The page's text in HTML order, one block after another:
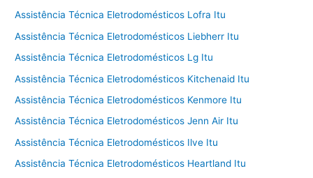
Assistência Técnica Eletrodomésticos Lofra Itu
Assistência Técnica Eletrodomésticos Liebherr Itu
Assistência Técnica Eletrodomésticos Lg Itu
Assistência Técnica Eletrodomésticos Kitchenaid Itu
Assistência Técnica Eletrodomésticos Kenmore Itu
Assistência Técnica Eletrodomésticos Jenn Air Itu
Assistência Técnica Eletrodomésticos Ilve Itu
Assistência Técnica Eletrodomésticos Heartland Itu